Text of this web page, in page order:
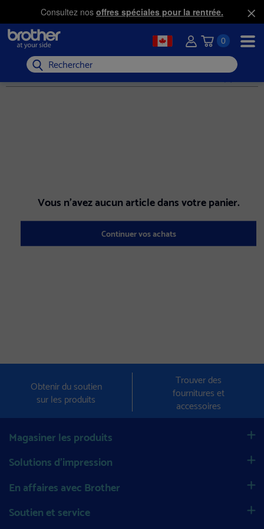
Consultez nos offres spéciales pour la rentrée.
0
Rechercher
Vous n'avez aucun article dans votre panier.
Continuer vos achats
Obtenir du soutien
sur les produits
Trouver des
fournitures et
accessoires
Magasiner les produits
Solutions d’impression
En affaires avec Brother
Soutien et service